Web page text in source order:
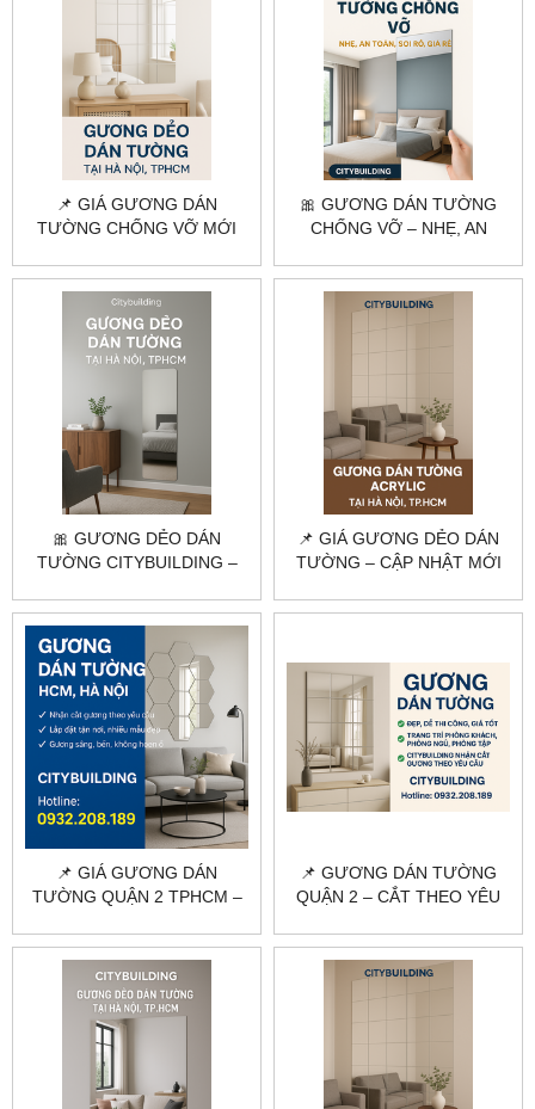
📌 GIÁ GƯƠNG DÁN
TƯỜNG CHỐNG VỠ MỚI
🎀 GƯƠNG DÁN TƯỜNG
CHỐNG VỠ – NHẸ, AN
🎀 GƯƠNG DẺO DÁN
TƯỜNG CITYBUILDING –
TẬN NƠI
📌 GIÁ GƯƠNG DẺO DÁN
TƯỜNG – CẬP NHẬT MỚI
📌 GIÁ GƯƠNG DÁN
TƯỜNG QUẬN 2 TPHCM –
NHẤT
📌 GƯƠNG DÁN TƯỜNG
QUẬN 2 – CẮT THEO YÊU